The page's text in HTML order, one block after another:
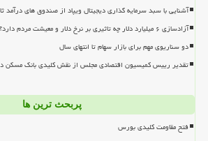
آشنایی با سبد سرمایه گذاری دیجیتال ویپاد از صندوق های درآمد
آزادسازی ۶ میلیارد دلار چه تاثیری بر نرخ دلار و معیشت مردم دارد؟
دو سناریوی مهم برای بازار سهام تا انتهای سال
تقدیر رییس کمیسیون اقتصادی مجلس از نقش کلیدی بانک مسکن
پربحث ترین ها
فتح مقاومت کلیدی بورس